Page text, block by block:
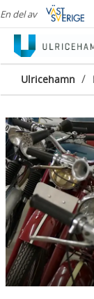
En del av
Ulricehamn /